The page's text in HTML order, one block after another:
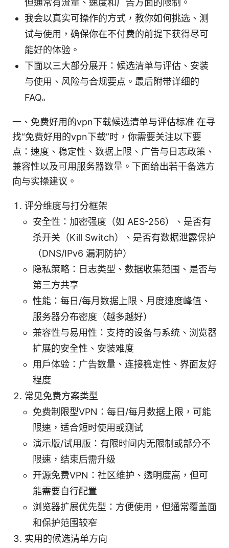
我会以真实可操作的方式，教你如何挑选、测
试与使用，确保你在不付费的前提下获得尽可
能好的体验。
下面以三大部分展开：候选清单与评估、安装
与使用、风险与合规要点。最后附带详细的
FAQ。
一、免费好用的vpn下载候选清单与评估标准 在寻
找“免费好用的vpn下载”时，你需要关注以下要
点：速度、稳定性、数据上限、广告与日志政策、
兼容性以及可用服务器数量。下面给出若干备选方
向与实操建议。
评分维度与打分框架
安全性：加密强度（如 AES-256）、是否有
杀开关（Kill Switch）、是否有数据泄露保护
（DNS/IPv6 漏洞防护）
隐私策略：日志类型、数据收集范围、是否与
第三方共享
性能：每日/每月数据上限、月度速度峰值、
服务器分布密度（越多越好）
兼容性与易用性：支持的设备与系统、浏览器
扩展的安全性、安装难度
用户体验：广告数量、连接稳定性、界面友好
程度
常见免费方案类型
免费制限型VPN：每日/每月数据上限，可能
限速，适合短时使用或测试
演示版/试用版：有限时间内无限制或部分不
限速，结束后需升级
开源免费VPN：社区维护、透明度高，但可
能需要自行配置
浏览器扩展优先型：方便使用，但通常覆盖面
和保护范围较窄
实用的候选清单方向